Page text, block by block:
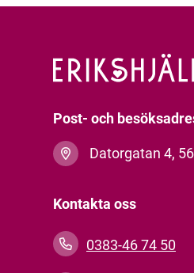
Post- och
Datorgatan 4,
Kontakta oss
0383-46 74 50